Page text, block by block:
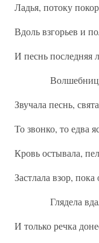
Ладья, потоку
Вдоль взгорьев и
И песнь последняя
Волшебницы
Звучала песнь,
То звонко, то едва
Кровь остывала,
Застлала взор, пока
Глядела
И только речка